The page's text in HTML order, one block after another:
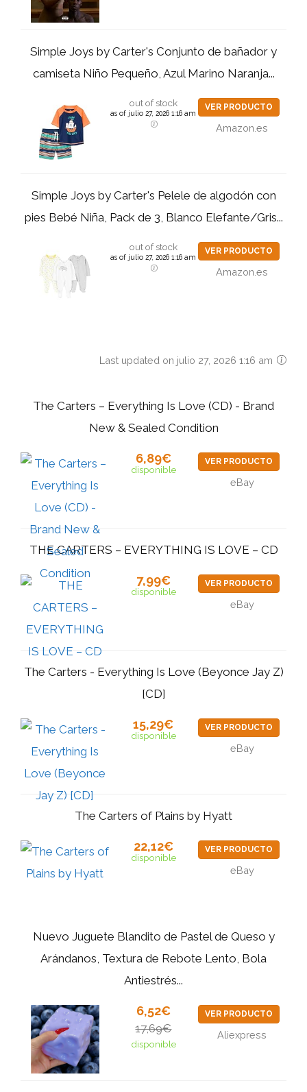
Simple Joys by Carter's Conjunto de bañador y
camiseta Niño Pequeño, Azul Marino Naranja...
out of stock
as of julio 27, 2026 1:16 am
VER PRODUCTO
Amazon.es
Simple Joys by Carter's Pelele de algodón con
pies Bebé Niña, Pack de 3, Blanco Elefante/Gris...
out of stock
as of julio 27, 2026 1:16 am
VER PRODUCTO
Amazon.es
Last updated on julio 27, 2026 1:16 am
The Carters ‎– Everything Is Love (CD) - Brand
New & Sealed Condition
6,89€
disponible
VER PRODUCTO
eBay
THE CARTERS – EVERYTHING IS LOVE – CD
7,99€
disponible
VER PRODUCTO
eBay
The Carters - Everything Is Love (Beyonce Jay Z)
[CD]
15,29€
disponible
VER PRODUCTO
eBay
The Carters of Plains by Hyatt
22,12€
disponible
VER PRODUCTO
eBay
Nuevo Juguete Blandito de Pastel de Queso y
Arándanos, Textura de Rebote Lento, Bola
Antiestrés...
6,52€
17,69€
disponible
VER PRODUCTO
Aliexpress